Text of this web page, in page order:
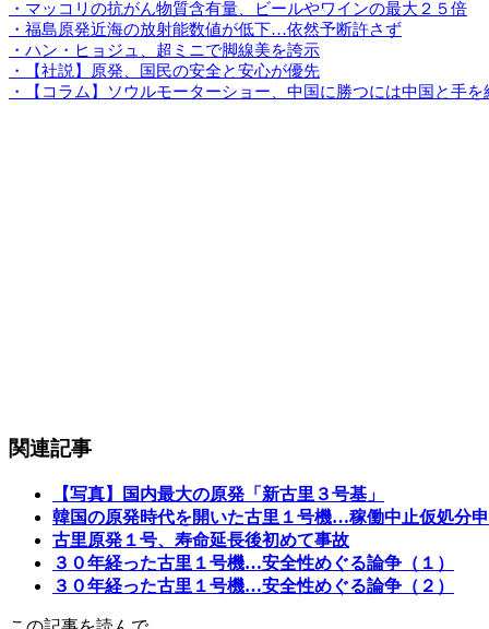
・マッコリの抗がん物質含有量、ビールやワインの最大２５倍
・福島原発近海の放射能数値が低下…依然予断許さず
・ハン・ヒョジュ、超ミニで脚線美を誇示
・【社説】原発、国民の安全と安心が優先
・【コラム】ソウルモーターショー、中国に勝つには中国と手を
関連記事
【写真】国内最大の原発「新古里３号基」
韓国の原発時代を開いた古里１号機…稼働中止仮処分
古里原発１号、寿命延長後初めて事故
３０年経った古里１号機…安全性めぐる論争（１）
３０年経った古里１号機…安全性めぐる論争（２）